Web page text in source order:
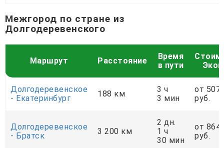
Межгород по стране из
Долгодеревенского
Маршрут Расстояние
Время
в пути
Долгодеревенское
- Екатеринбург
188 км
3 ч
3 мин
от
руб.
Долгодеревенское
- Братск
3 200 км
2 дн.
1 ч
30 мин
от
руб.